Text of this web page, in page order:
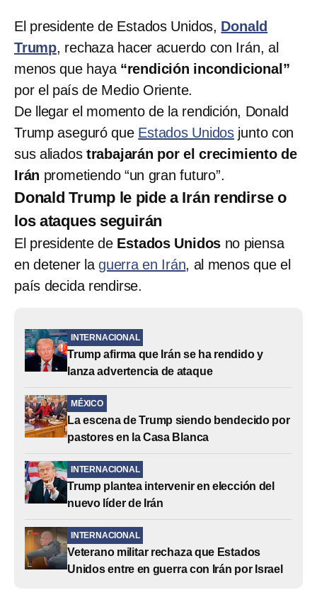
El presidente de Estados Unidos, Donald
Trump, rechaza hacer acuerdo con Irán, al
menos que haya “rendición incondicional”
por el país de Medio Oriente.
De llegar el momento de la rendición, Donald
Trump aseguró que Estados Unidos junto con
sus aliados trabajarán por el crecimiento de
Irán prometiendo “un gran futuro”.
Donald Trump le pide a Irán rendirse o
los ataques seguirán
El presidente de Estados Unidos no piensa
en detener laguerra en Irán, al menos que el
país decida rendirse.
INTERNACIONAL
Trump afirma que Irán se ha rendido y
lanza advertencia de ataque
MÉXICO
La escena de Trump siendo bendecido por
pastores en la Casa Blanca
INTERNACIONAL
Trump plantea intervenir en elección del
nuevo líder de Irán
INTERNACIONAL
Veterano militar rechaza que Estados
Unidos entre en guerra con Irán por Israel